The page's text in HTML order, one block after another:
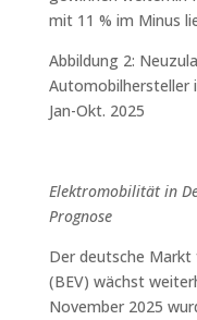
mit 11 % im Minus
Abbildung 2:
Automobilhersteller
Jan-Okt. 2025
Elektromobilität in
Prognose
Der deutsche
(BEV) wächst
November 2025